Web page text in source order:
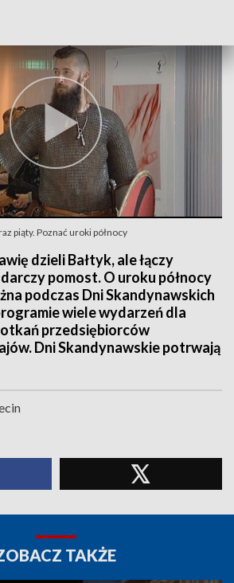
piąty. Poznać uroki północy
dzieli Bałtyk, ale łączy
pomost. O uroku północy
podczas Dni Skandynawskich
wiele wydarzeń dla
przedsiębiorców
Dni Skandynawskie potrwają
TAKŻE